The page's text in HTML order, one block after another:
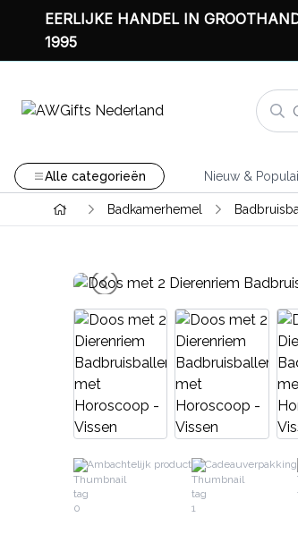
EERLIJKE HANDEL IN
1995
Alle categorieën Nieuw &
Badkamerhemel
Ambachtelijk product Cadeauverpakking